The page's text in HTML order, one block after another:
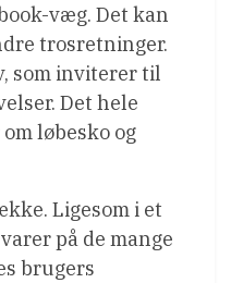
væg. Det kan
trosretninger.
som inviterer til
Det hele
løbesko og
Ligesom i et
på de mange
brugers